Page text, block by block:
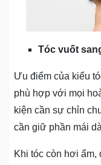
Tóc vuốt
Ưu điểm của kiểu
phù hợp với mọi
kiện cần sự chỉn
cần giữ phần mái
Khi tóc còn hơi ẩm,